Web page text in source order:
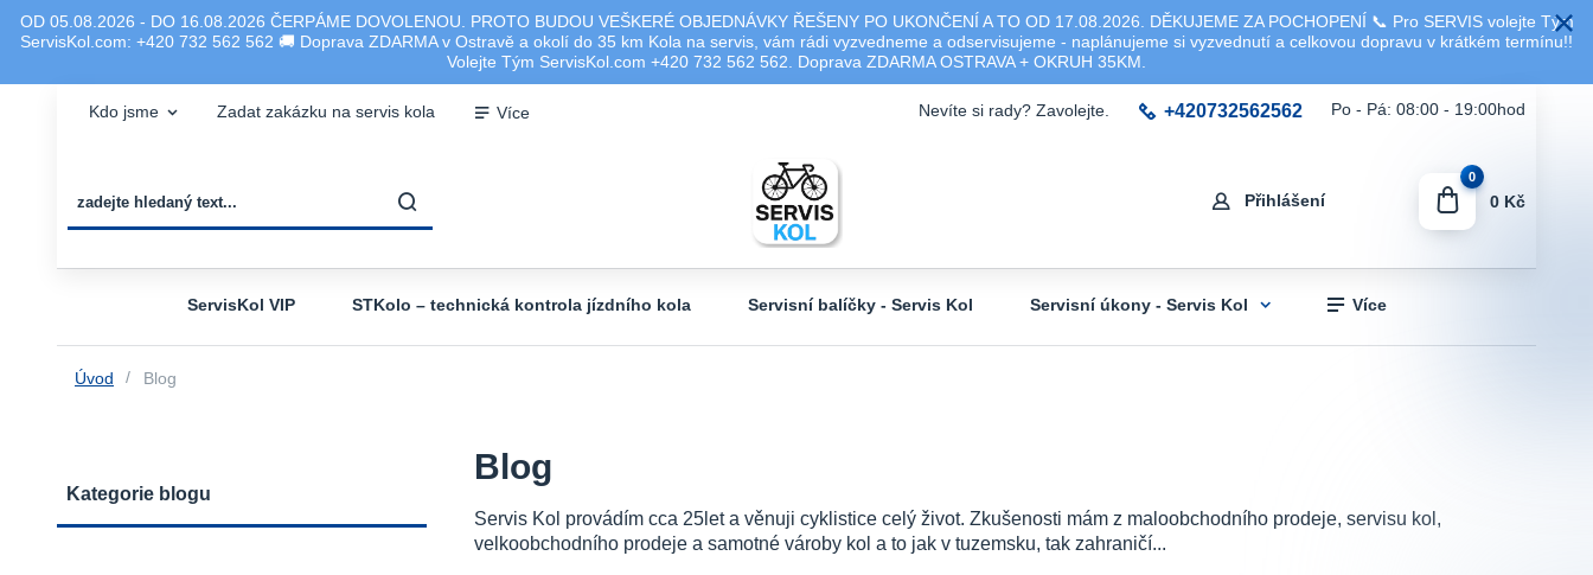
OD 05.08.2026 - DO 16.08.2026 ČERPÁME DOVOLENOU. PROTO BUDOU VEŠKERÉ OBJEDNÁVKY ŘEŠENY PO UKONČENÍ A TO OD 17.08.2026. DĚKUJEME ZA POCHOPENÍ 📞 Pro SERVIS volejte Tým
ServisKol.com: +420 732 562 562 🚚 Doprava ZDARMA v Ostravě a okolí do 35 km Kola na servis, vám rádi vyzvedneme a odservisujeme - naplánujeme si vyzvednutí a celkovou dopravu v krátkém termínu!!
Volejte Tým ServisKol.com +420 732 562 562. Doprava ZDARMA OSTRAVA + OKRUH 35KM.
Kdo jsme Zadat zakázku na servis kola Více
Přihlášení
Nevíte si rady? Zavolejte. +420732562562 Po - Pá: 08:00 - 19:00hod
0
0 Kč
ServisKol VIP STKolo – technická kontrola jízdního kola Servisní balíčky - Servis Kol Servisní úkony - Servis Kol Více
Úvod Blog
Kategorie blogu
Blog
Servis Kol provádím cca 25let a věnuji cyklistice celý život. Zkušenosti mám z maloobchodního prodeje, servisu kol,
velkoobchodního prodeje a samotné vároby kol a to jak v tuzemsku, tak zahraničí...